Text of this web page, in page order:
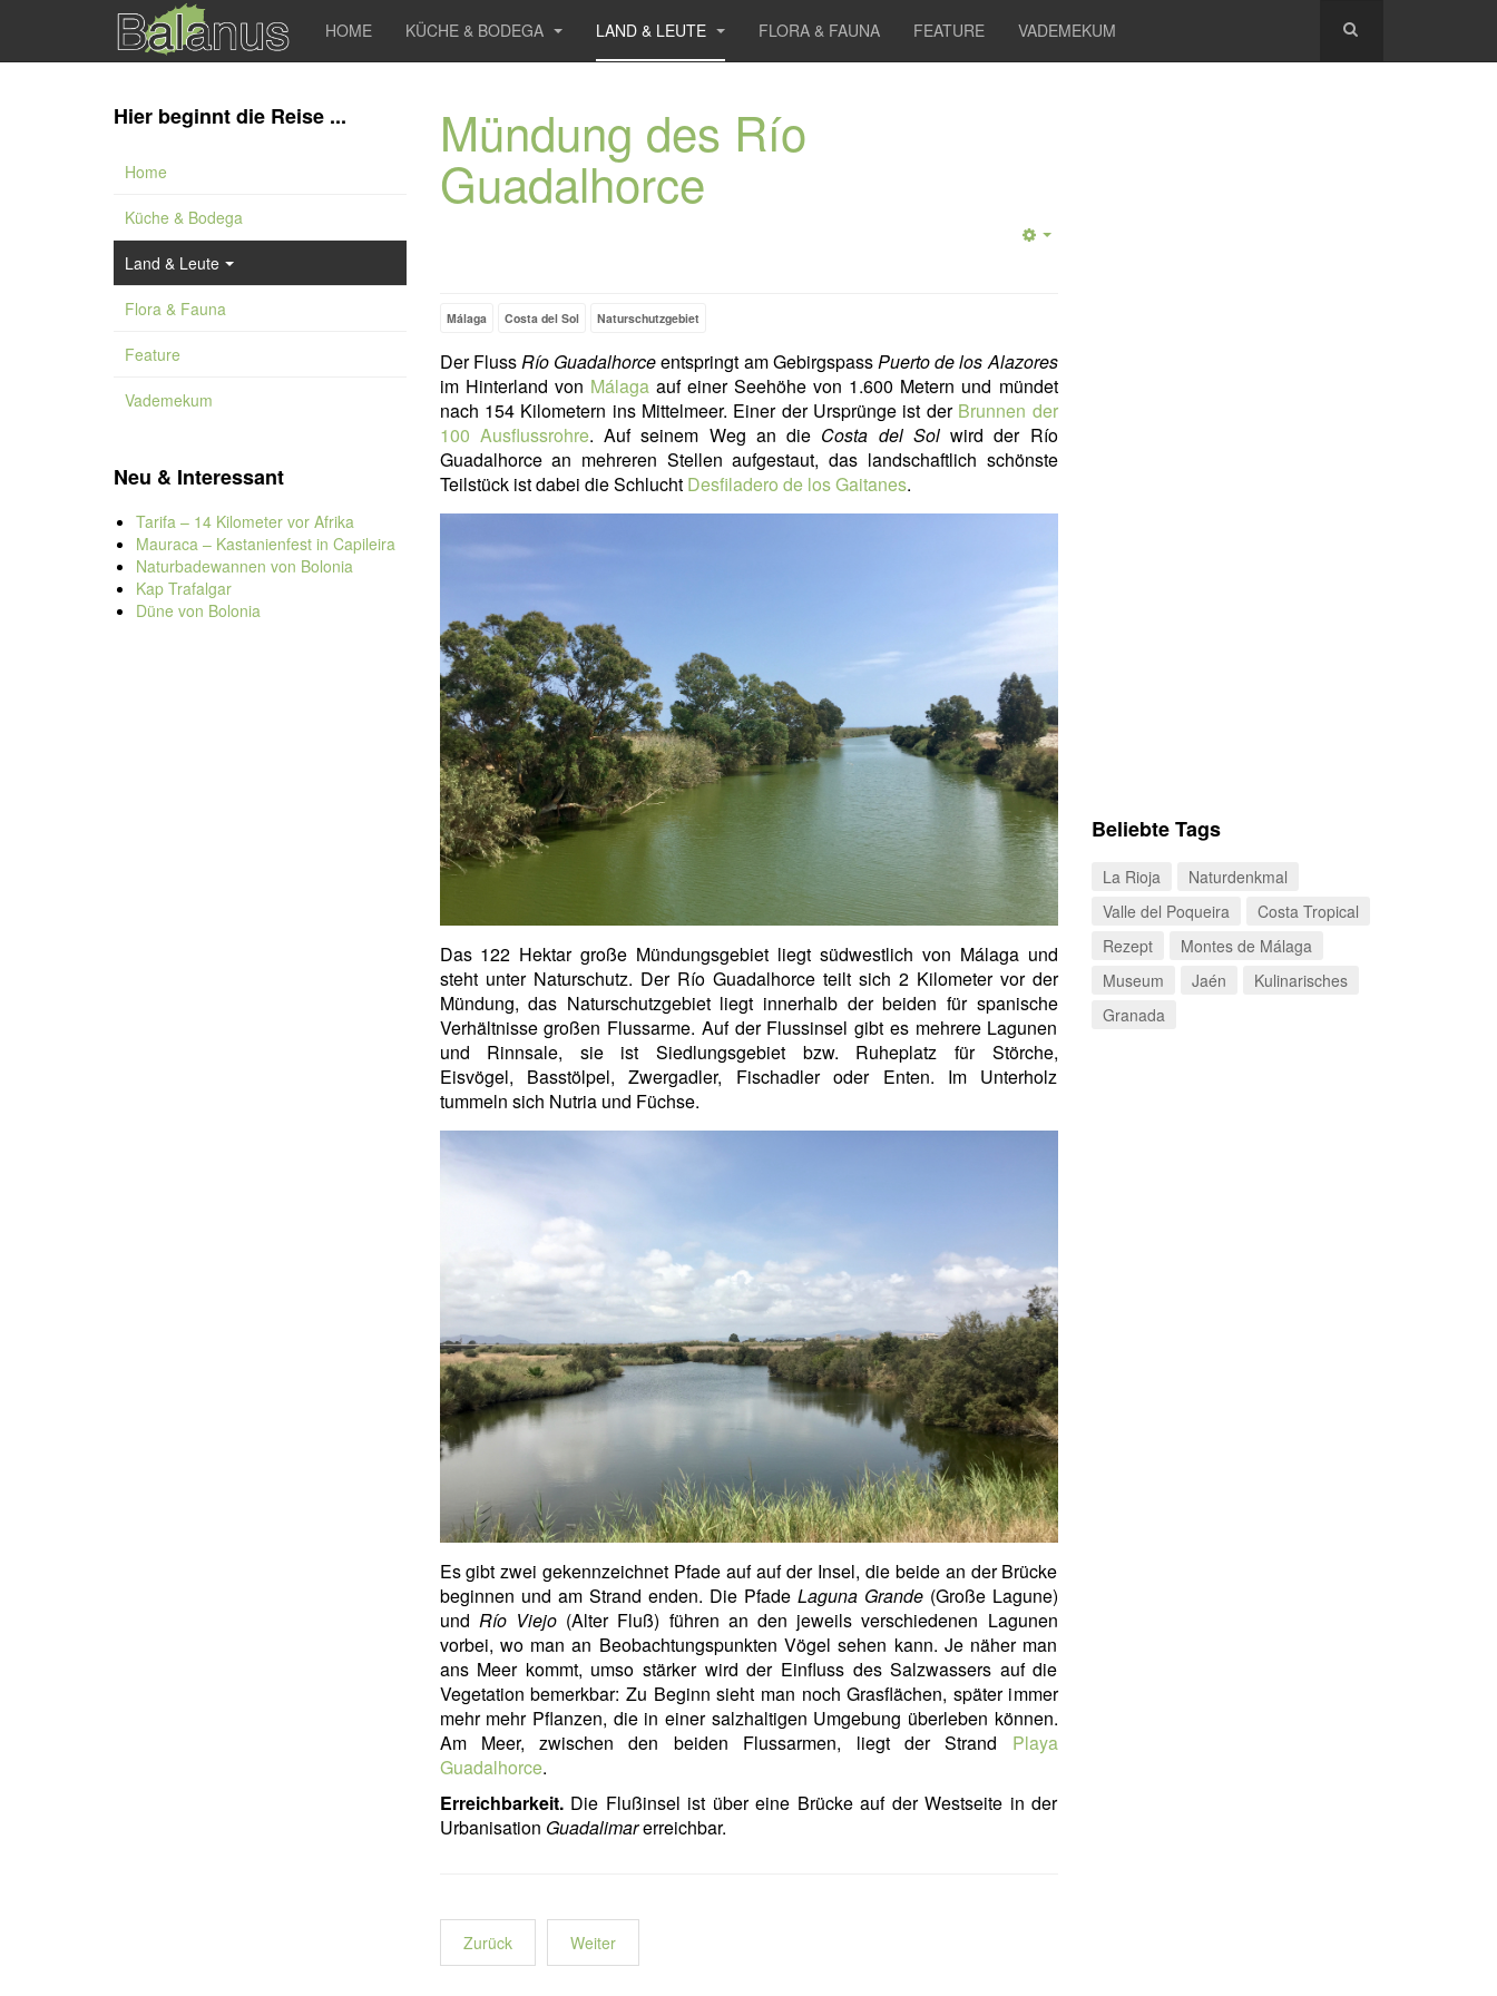
HOME KÜCHE & BODEGA LAND & LEUTE FLORA & FAUNA FEATURE VADEMEKUM
Mündung des Río
Guadalhorce
Málaga Costa del Sol Naturschutzgebiet
Der FlussRío Guadalhorceentspringt am GebirgspassPuerto de los Alazores
im Hinterland von Málagaauf einer Seehöhe von 1.600 Metern und mündet
nach 154 Kilometern ins Mittelmeer. Einer der Ursprünge ist der Brunnen der
100 Ausflussrohre. Auf seinem Weg an die Costa del Solwird der Río
Guadalhorce an mehreren Stellen aufgestaut, das landschaftlich schönste
Teilstück ist dabei die Schlucht Desfiladero de los Gaitanes.
Das 122 Hektar große Mündungsgebiet liegt südwestlich von Málaga und
steht unter Naturschutz. Der Río Guadalhorce teilt sich 2 Kilometer vor der
Mündung, das Naturschutzgebiet liegt innerhalb der beiden für spanische
Verhältnisse großen Flussarme. Auf der Flussinsel gibt es mehrere Lagunen
und Rinnsale, sie ist Siedlungsgebiet bzw. Ruheplatz für Störche,
Eisvögel, Basstölpel, Zwergadler, Fischadler oder Enten. Im Unterholz
tummeln sich Nutria und Füchse.
Es gibt zwei gekennzeichnet Pfade auf auf der Insel, die beide an der Brücke
beginnen und am Strand enden. Die Pfade Laguna Grande(Große Lagune)
und Río Viejo(Alter Fluß) führen an den jeweils verschiedenen Lagunen
vorbei, wo man an Beobachtungspunkten Vögel sehen kann. Je näher man
ans Meer kommt, umso stärker wird der Einfluss des Salzwassers auf die
Vegetation bemerkbar: Zu Beginn sieht man noch Grasflächen, später immer
mehr mehr Pflanzen, die in einer salzhaltigen Umgebung überleben können.
Am Meer, zwischen den beiden Flussarmen, liegt der Strand Playa
Guadalhorce.
Erreichbarkeit.Die Flußinsel ist über eine Brücke auf der Westseite in der
Urbanisation Guadalimarerreichbar.
Zurück Weiter
Hier beginnt die Reise ...
Home
Küche & Bodega
Land & Leute
Flora & Fauna
Feature
Vademekum
Neu & Interessant
Tarifa – 14 Kilometer vor Afrika
Mauraca – Kastanienfest in Capileira
Naturbadewannen von Bolonia
Kap Trafalgar
Düne von Bolonia
Beliebte Tags
La Rioja
Naturdenkmal
Valle del Poqueira
Costa Tropical
Rezept
Montes de Málaga
Museum
Jaén
Kulinarisches
Granada